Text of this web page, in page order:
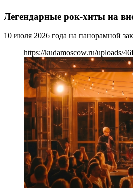
Легендарные рок-хиты на
10 июля 2026 года на панорамной
https://kudamoscow.ru/uploads/